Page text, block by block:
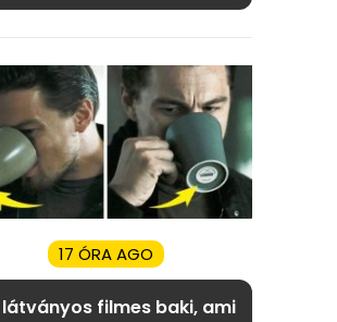
17 ÓRA AGO
látványos filmes baki, ami